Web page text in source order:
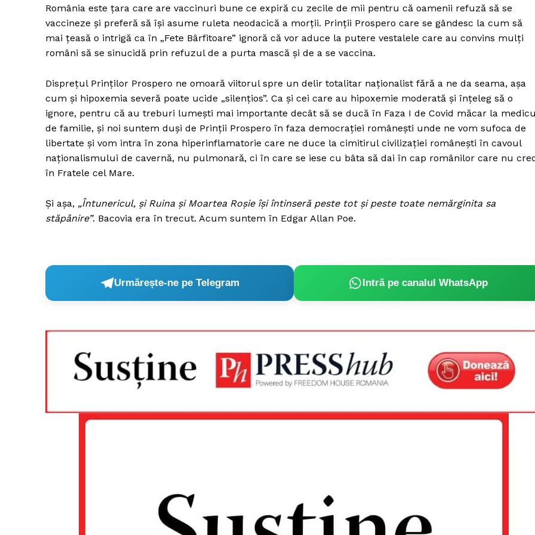
România este țara care are vaccinuri bune ce expiră cu zecile de mii pentru că oamenii refuză să se
vaccineze și preferă să își asume ruleta neodacică a morții. Prinții Prospero care se gândesc la cum să
mai țeasă o intrigă ca în „Fete Bârfitoare” ignoră că vor aduce la putere vestalele care au convins mulți
români să se sinucidă prin refuzul de a purta mască și de a se vaccina.
Disprețul Prinților Prospero ne omoară viitorul spre un delir totalitar naționalist fără a ne da seama, așa
cum și hipoxemia severă poate ucide „silențios”. Ca și cei care au hipoxemie moderată și înțeleg să o
ignore, pentru că au treburi lumești mai importante decât să se ducă în Faza I de Covid măcar la
de familie, și noi suntem duși de Prinții Prospero în faza democrației românești unde ne vom sufoca de
libertate și vom intra în zona hiperinflamatorie care ne duce la cimitirul civilizației românești în cavoul
naționalismului de cavernă, nu pulmonară, ci în care se iese cu bâta să dai în cap românilor care nu
în Fratele cel Mare.
Și așa, „Întunericul, și Ruina și Moartea Roșie își întinseră peste tot și peste toate nemărginita sa
stăpânire”. Bacovia era în trecut. Acum suntem în Edgar Allan Poe.
Urmărește-ne pe Telegram Intră pe canalul WhatsApp